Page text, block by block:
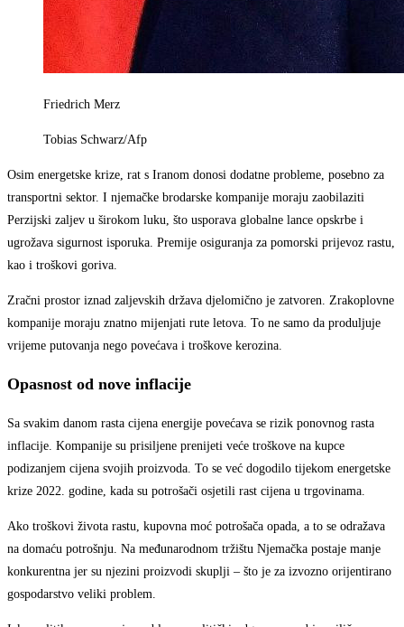
Friedrich Merz
Tobias Schwarz/Afp
Osim energetske krize, rat s Iranom donosi dodatne probleme, posebno za
transportni sektor. I njemačke brodarske kompanije moraju zaobilaziti
Perzijski zaljev u širokom luku, što usporava globalne lance opskrbe i
ugrožava sigurnost isporuka. Premije osiguranja za pomorski prijevoz rastu,
kao i troškovi goriva.
Zračni prostor iznad zaljevskih država djelomično je zatvoren. Zrakoplovne
kompanije moraju znatno mijenjati rute letova. To ne samo da produljuje
vrijeme putovanja nego povećava i troškove kerozina.
Opasnost od nove inflacije
Sa svakim danom rasta cijena energije povećava se rizik ponovnog rasta
inflacije. Kompanije su prisiljene prenijeti veće troškove na kupce
podizanjem cijena svojih proizvoda. To se već dogodilo tijekom energetske
krize 2022. godine, kada su potrošači osjetili rast cijena u trgovinama.
Ako troškovi života rastu, kupovna moć potrošača opada, a to se odražava
na domaću potrošnju. Na međunarodnom tržištu Njemačka postaje manje
konkurentna jer su njezini proizvodi skuplji – što je za izvozno orijentirano
gospodarstvo veliki problem.